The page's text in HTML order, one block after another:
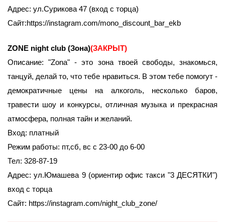
Адрес: ул.Сурикова 47 (вход с торца)
Сайт:https://instagram.com/mono_discount_bar_ekb
ZONE night club (Зона)(ЗАКРЫТ)
Описание: "Zona" - это зона твоей свободы, знакомься,
танцуй, делай то, что тебе нравиться. В этом тебе помогут -
демократичные цены на алкоголь, несколько баров,
травести шоу и конкурсы, отличная музыка и прекрасная
атмосфера, полная тайн и желаний.
Вход: платный
Режим работы: пт,сб, вс с 23-00 до 6-00
Тел: 328-87-19
Адрес: ул.Юмашева 9 (ориентир офис такси "3 ДЕСЯТКИ")
вход с торца
Сайт: https://instagram.com/night_club_zone/